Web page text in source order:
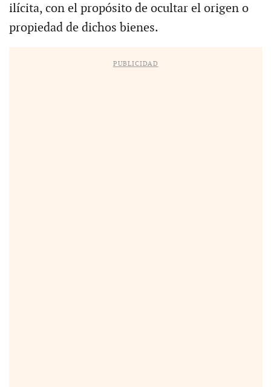
ilícita, con el propósito de ocultar el origen o
propiedad de dichos bienes.
PUBLICIDAD